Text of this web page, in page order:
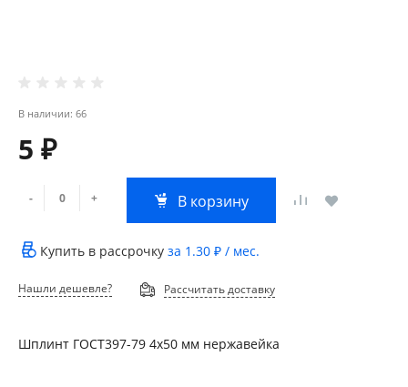
В наличии: 66
5 ₽
- + В корзину
Купить в рассрочку за 1.30 ₽ / мес.
Нашли дешевле? Рассчитать доставку
Шплинт ГОСТ397-79 4х50 мм нержавейка